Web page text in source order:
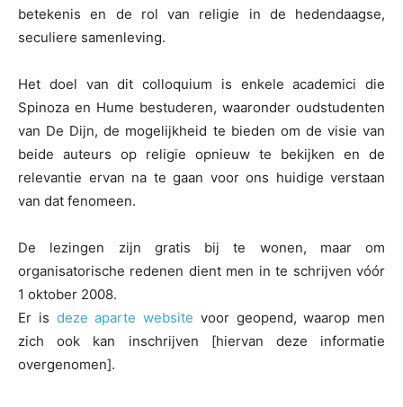
betekenis en de rol van religie in de hedendaagse,
seculiere samenleving.
Het doel van dit colloquium is enkele academici die
Spinoza en Hume bestuderen, waaronder oudstudenten
van De Dijn, de mogelijkheid te bieden om de visie van
beide auteurs op religie opnieuw te bekijken en de
relevantie ervan na te gaan voor ons huidige verstaan
van dat fenomeen.
De lezingen zijn gratis bij te wonen, maar om
organisatorische redenen dient men in te schrijven vóór
1 oktober 2008.
Er is deze aparte website voor geopend, waarop men
zich ook kan inschrijven [hiervan deze informatie
overgenomen].